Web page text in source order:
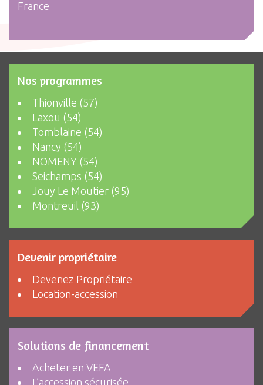
France
Nos programmes
Thionville (57)
Laxou (54)
Tomblaine (54)
Nancy (54)
NOMENY (54)
Seichamps (54)
Jouy Le Moutier (95)
Montreuil (93)
Devenir propriétaire
Devenez Propriétaire
Location-accession
Solutions de financement
Acheter en VEFA
L’accession sécurisée